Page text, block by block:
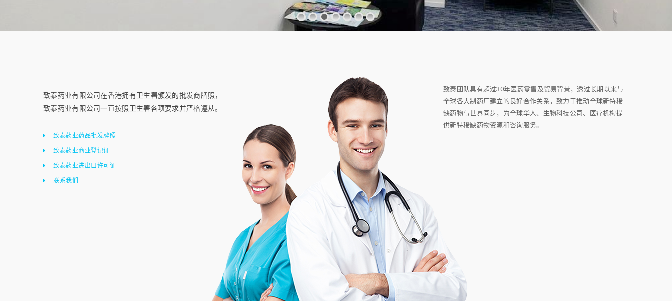
致泰药业有限公司在香港拥有卫生署颁发的批发商牌照，
致泰药业有限公司一直按照卫生署各项要求并严格遵从。
致泰药业药品批发牌照
致泰药业商业登记证
致泰药业进出口许可证
联系我们
致泰团队具有超过30年医药零售及贸易背景，透过长期以来与
全球各大制药厂建立的良好合作关系，致力于推动全球新特稀
缺药物与世界同步，为全球华人、生物科技公司、医疗机构提
供新特稀缺药物资源和咨询服务。